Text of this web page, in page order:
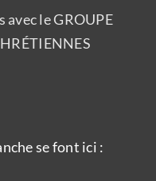
avec le GROUPE
se font ici :